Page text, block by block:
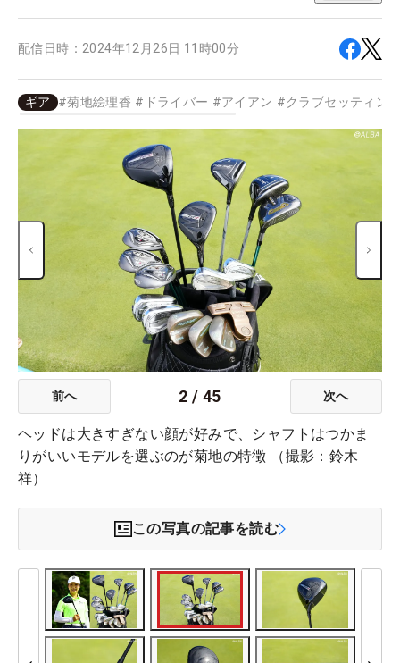
配信日時： 2024年12月26日 11時00分
ギア #菊地絵理香 # ドライバー #アイアン #クラブセッティン
前へ 2 / 45 次へ
ヘッドは大きすぎない顔が好みで、シャフトはつかま
りがいいモデルを選ぶのが菊地の特徴 （撮影：鈴木
祥）
この写真の記事を読む